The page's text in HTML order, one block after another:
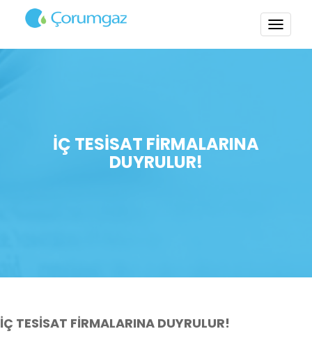
İÇ TESİSAT FİRMALARINA
DUYRULUR!
İÇ TESİSAT FİRMALARINA DUYRULUR!